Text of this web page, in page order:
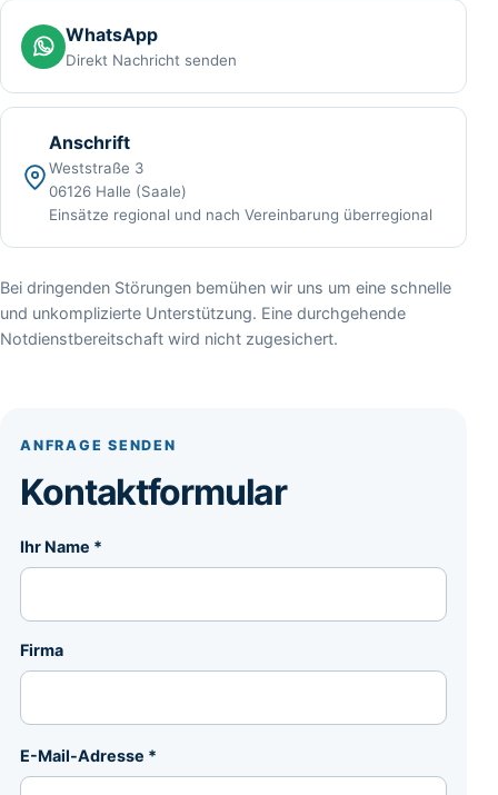
WhatsApp
Direkt Nachricht senden
Anschrift
Weststraße 3
06126 Halle (Saale)
Einsätze regional und nach Vereinbarung überregional
Bei dringenden Störungen bemühen wir uns um eine schnelle
und unkomplizierte Unterstützung. Eine durchgehende
Notdienstbereitschaft wird nicht zugesichert.
ANFRAGE SENDEN
Kontaktformular
Ihr Name *
Firma
E-Mail-Adresse *